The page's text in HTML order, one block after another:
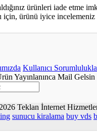
ürünleri iade etme
için, ürünü iyice incelemeniz
Kullanıcı
Yayınlanınca Mail Gelsin
Teklan İnternet
sunucu kiralama buy vds